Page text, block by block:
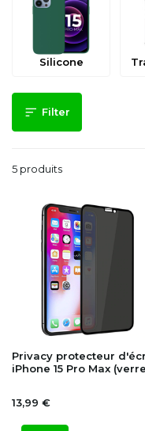
Silicone
Filter
5 produits
Privacy protecteur
iPhone 15 Pro Max
13,99 €